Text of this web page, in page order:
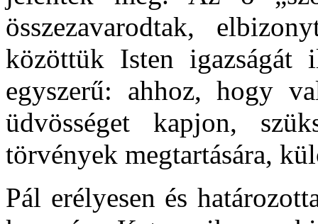
összezavarodtak,
közöttük Isten igazságát
egyszerű: ahhoz, hogy
üdvösséget kapjon,
törvények megtartására,
Pál erélyesen és